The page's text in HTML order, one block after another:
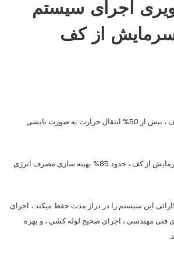
اجرای سیستم
از کف
– در سیستم گرمایش از کف ، بیش از 50% انتقال حرارت به صورت تابشی
– در سیستم گرمایش و سرمایش از کف ، حدود 85% بهینه سازی مصرف انرژی
این سیستم را در دراز مدت حفظ میکند ، اجرای
فنی مهندسی ، اجرای صحیح لوله کشی ، و بهره